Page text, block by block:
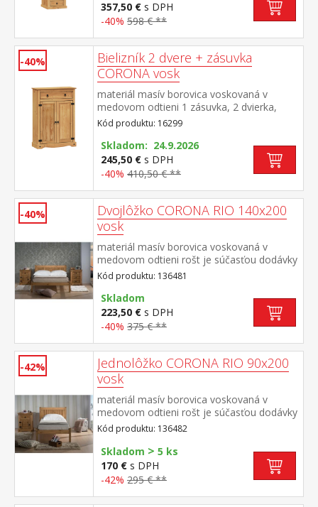
357,50 € s DPH
-40% 598 € **
-40%
Bielizník 2 dvere + zásuvka
CORONA vosk
materiál masív borovica voskovaná v
medovom odtieni 1 zásuvka, 2 dvierka,
kovové ozdobné úchytky 2 variabilné police
možno použiť ako botník pre až 12 párov
obuvi súčasť zostavy Corona
Kód produktu: 16299
Skladom: 24.9.2026
245,50 € s DPH
-40% 410,50 € **
-40%
Dvojlôžko CORONA RIO 140x200
vosk
materiál masív borovica voskovaná v
medovom odtieni rošt je súčasťou dodávky
odporúčaný rozmer matraca 140 × 200 cm
súčasť zostavy Corona
Kód produktu: 136481
Skladom
223,50 € s DPH
-40% 375 € **
-42%
Jednolôžko CORONA RIO 90x200
vosk
materiál masív borovica voskovaná v
medovom odtieni rošt je súčasťou dodávky
odporúčaný rozmer matraca 90 × 200 cm
(M2, M5, M9, M12, M14, M24, M26) súčasť
zostavy Corona
Kód produktu: 136482
Skladom > 5 ks
170 € s DPH
-42% 295 € **